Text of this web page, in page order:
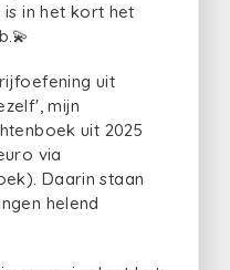
in het kort het
uit
mijn
uit 2025
via
Daarin staan
helend